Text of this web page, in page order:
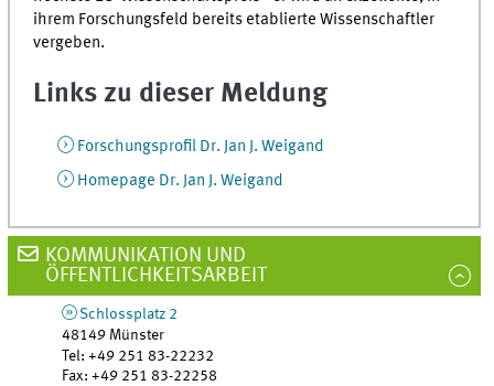
ihrem Forschungsfeld bereits etablierte Wissenschaftler
vergeben.
Links zu dieser Meldung
Forschungsprofil Dr. Jan J. Weigand
Homepage Dr. Jan J. Weigand
KOMMUNIKATION UND
ÖFFENTLICHKEITSARBEIT
Schlossplatz 2
48149 Münster
Tel:+49 251 83-22232
Fax:+49 251 83-22258